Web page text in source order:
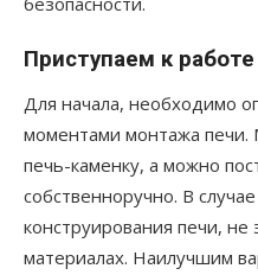
Приступаем к работе
Для начала, необходимо
моментами монтажа печи.
печь-каменку, а можно
собственноручно. В
конструирования печи,
материалах. Наилучшим